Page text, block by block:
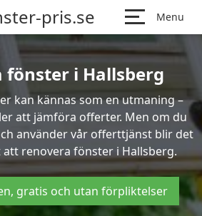
pris.se Menu
fönster i Hallsberg
kan kännas som en utmaning –
att jämföra offerter. Men om du
använder vår offerttjänst blir det
renovera fönster i Hallsberg.
gratis och utan förpliktelser